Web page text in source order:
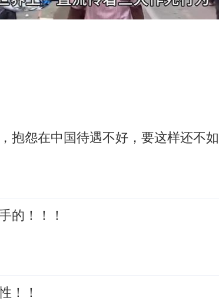
奖开幕式
存储板块集体大跌
基础开新局
抱怨在中国待遇不好，要这样还不如
的！！！
！！